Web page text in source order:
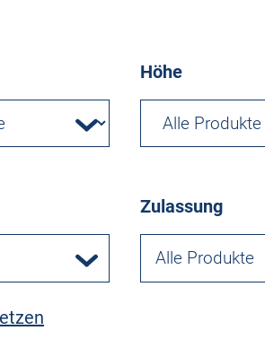
Höhe
Zulassung
Alle Produkte